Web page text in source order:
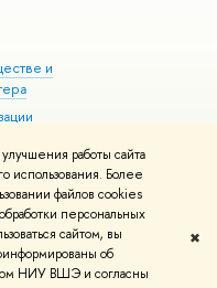
работы сайта
использования. Более
файлов cookies
персональных
сайтом, вы
об
НИУ ВШЭ и согласны
✖
и
здоровья
Условия использования